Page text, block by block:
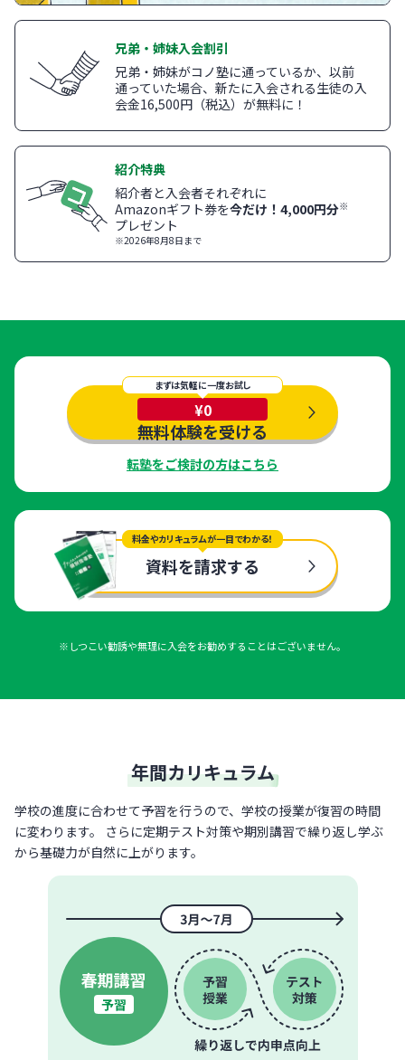
兄弟・姉妹入会割引
兄弟・姉妹がコノ塾に通っているか、以前
通っていた場合、新たに入会される生徒の入
会金16,500円（税込）が無料に！
紹介特典
紹介者と入会者それぞれに
Amazonギフト券を今だけ！4,000円分※
プレゼント
※2026年8月8日まで
まずは気軽に一度お試し
¥0
無料体験を受ける
転塾をご検討の方はこちら
料金やカリキュラムが一目でわかる！
資料を請求する
※しつこい勧誘や無理に入会をお勧めすることはございません。
年間カリキュラム
学校の進度に合わせて予習を行うので、学校の授業が復習の時間
に変わります。 さらに定期テスト対策や期別講習で繰り返し学ぶ
から基礎力が自然に上がります。